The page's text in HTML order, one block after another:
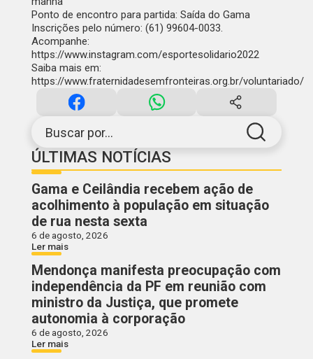
Buscar por...
ÚLTIMAS NOTÍCIAS
Gama e Ceilândia recebem ação de
acolhimento à população em situação
de rua nesta sexta
6 de agosto, 2026
Ler mais
Mendonça manifesta preocupação com
independência da PF em reunião com
ministro da Justiça, que promete
autonomia à corporação
6 de agosto, 2026
Ler mais
Ponto de encontro para partida: Saída do Gama
Inscrições pelo número: (61) 99604-0033.
Acompanhe:
https://www.instagram.com/esportesolidario2022
Saiba mais em:
https://www.fraternidadesemfronteiras.org.br/voluntariado/